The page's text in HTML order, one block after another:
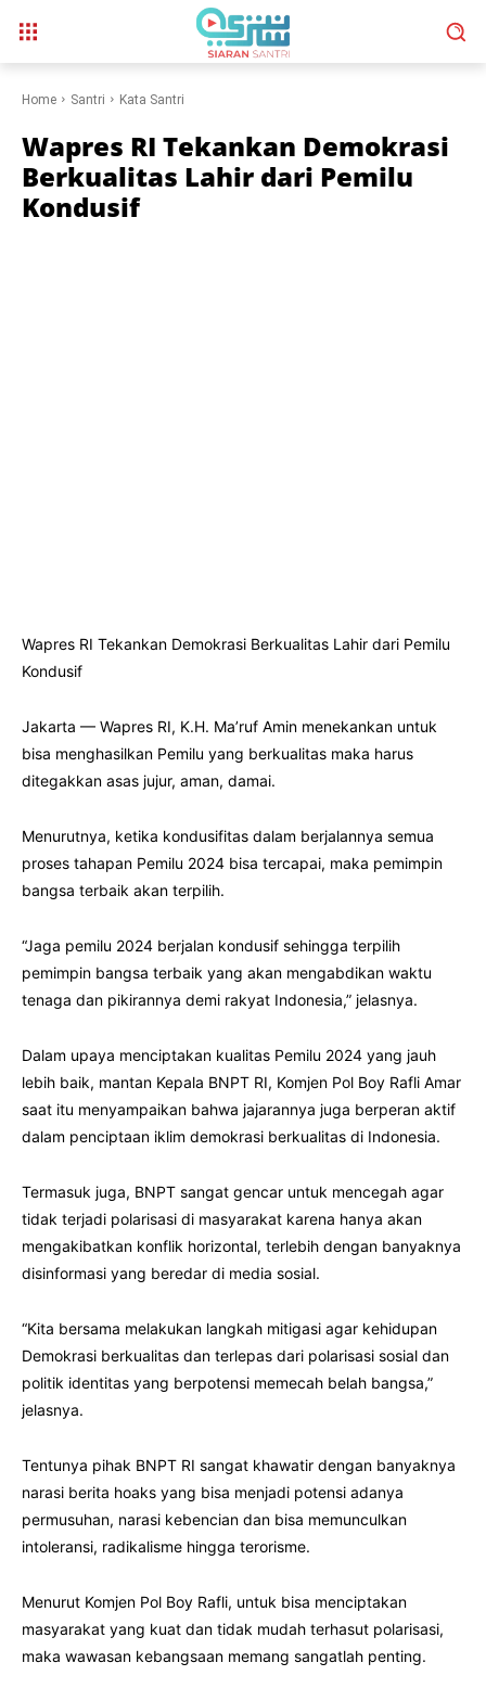
Home Santri Kata Santri
Wapres RI Tekankan Demokrasi
Berkualitas Lahir dari Pemilu
Kondusif
Wapres RI Tekankan Demokrasi Berkualitas Lahir dari Pemilu
Kondusif
Jakarta — Wapres RI, K.H. Ma’ruf Amin menekankan untuk
bisa menghasilkan Pemilu yang berkualitas maka harus
ditegakkan asas jujur, aman, damai.
Menurutnya, ketika kondusifitas dalam berjalannya semua
proses tahapan Pemilu 2024 bisa tercapai, maka pemimpin
bangsa terbaik akan terpilih.
“Jaga pemilu 2024 berjalan kondusif sehingga terpilih
pemimpin bangsa terbaik yang akan mengabdikan waktu
tenaga dan pikirannya demi rakyat Indonesia,” jelasnya.
Dalam upaya menciptakan kualitas Pemilu 2024 yang jauh
lebih baik, mantan Kepala BNPT RI, Komjen Pol Boy Rafli Amar
saat itu menyampaikan bahwa jajarannya juga berperan aktif
dalam penciptaan iklim demokrasi berkualitas di Indonesia.
Termasuk juga, BNPT sangat gencar untuk mencegah agar
tidak terjadi polarisasi di masyarakat karena hanya akan
mengakibatkan konflik horizontal, terlebih dengan banyaknya
disinformasi yang beredar di media sosial.
“Kita bersama melakukan langkah mitigasi agar kehidupan
Demokrasi berkualitas dan terlepas dari polarisasi sosial dan
politik identitas yang berpotensi memecah belah bangsa,”
jelasnya.
Tentunya pihak BNPT RI sangat khawatir dengan banyaknya
narasi berita hoaks yang bisa menjadi potensi adanya
permusuhan, narasi kebencian dan bisa memunculkan
intoleransi, radikalisme hingga terorisme.
Menurut Komjen Pol Boy Rafli, untuk bisa menciptakan
masyarakat yang kuat dan tidak mudah terhasut polarisasi,
maka wawasan kebangsaan memang sangatlah penting.